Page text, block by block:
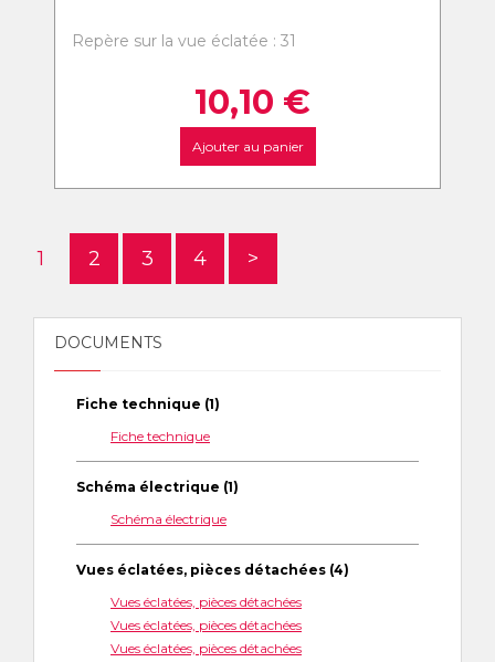
Repère sur la vue éclatée : 31
10,10 €
Ajouter au panier
1 2 3 4 >
DOCUMENTS
Fiche technique (1)
Fiche technique
Schéma électrique (1)
Schéma électrique
Vues éclatées, pièces détachées (4)
Vues éclatées, pièces détachées
Vues éclatées, pièces détachées
Vues éclatées, pièces détachées